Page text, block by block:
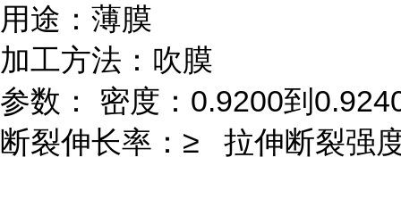
用途：薄膜
加工方法：吹膜
参数：
密度： 0.9200到
断裂伸长率：≥
拉伸断裂强